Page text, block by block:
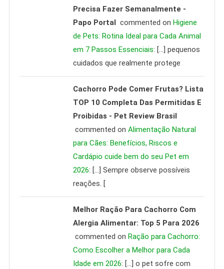
Precisa Fazer Semanalmente -
Papo Portal
commented on Higiene
de Pets: Rotina Ideal para Cada Animal
em 7 Passos Essenciais: […] pequenos
cuidados que realmente protege
Cachorro Pode Comer Frutas? Lista
TOP 10 Completa Das Permitidas E
Proibidas - Pet Review Brasil
commented onAlimentação Natural
para Cães: Benefícios, Riscos e
Cardápio cuide bem do seu Pet em
2026: […] Sempre observe possíveis
reações. [
Melhor Ração Para Cachorro Com
Alergia Alimentar: Top 5 Para 2026
commented on Ração para Cachorro:
Como Escolher a Melhor para Cada
Idade em 2026: […] o pet sofre com